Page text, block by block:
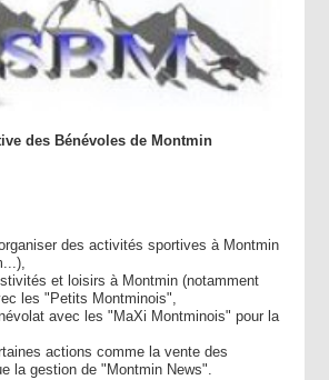
des Bénévoles de Montmin
des activités sportives à Montmin
et loisirs à Montmin (notamment
les "Petits Montminois",
avec les "MaXi Montminois" pour la
actions comme la vente des
la gestion de "Montmin News".